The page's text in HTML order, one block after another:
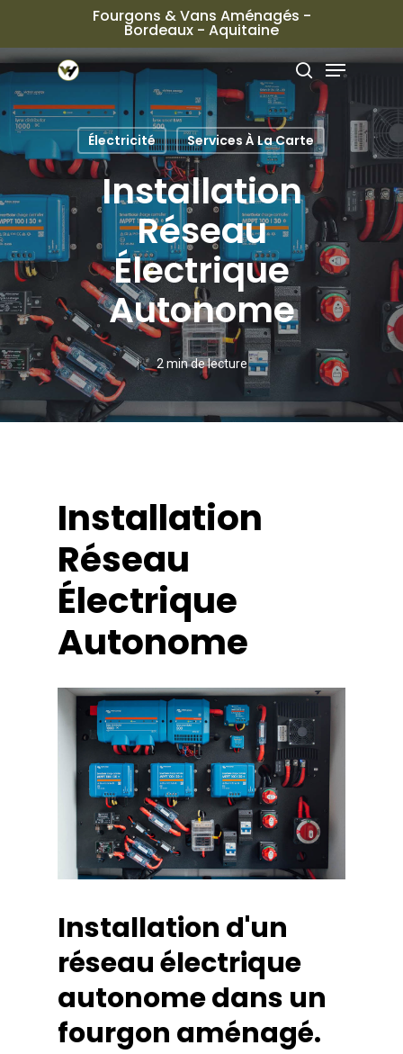
contenu
principal
Fourgons & Vans Aménagés -
Bordeaux - Aquitaine
rechercher
Menu
Électricité Services À La Carte
Installation
Réseau
Électrique
Autonome
2 min de lecture
Installation
Réseau
Électrique
Autonome
Installation d'un
réseauélectrique
autonomedans un
fourgon aménagé.
menu